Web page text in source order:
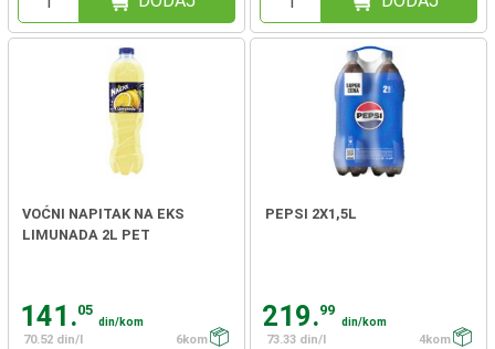
VOĆNI NAPITAK NA EKS
LIMUNADA 2L PET
141.05
din/kom
70.52 din/l
6kom
PEPSI 2X1,5L
219.99
din/kom
73.33 din/l
4kom